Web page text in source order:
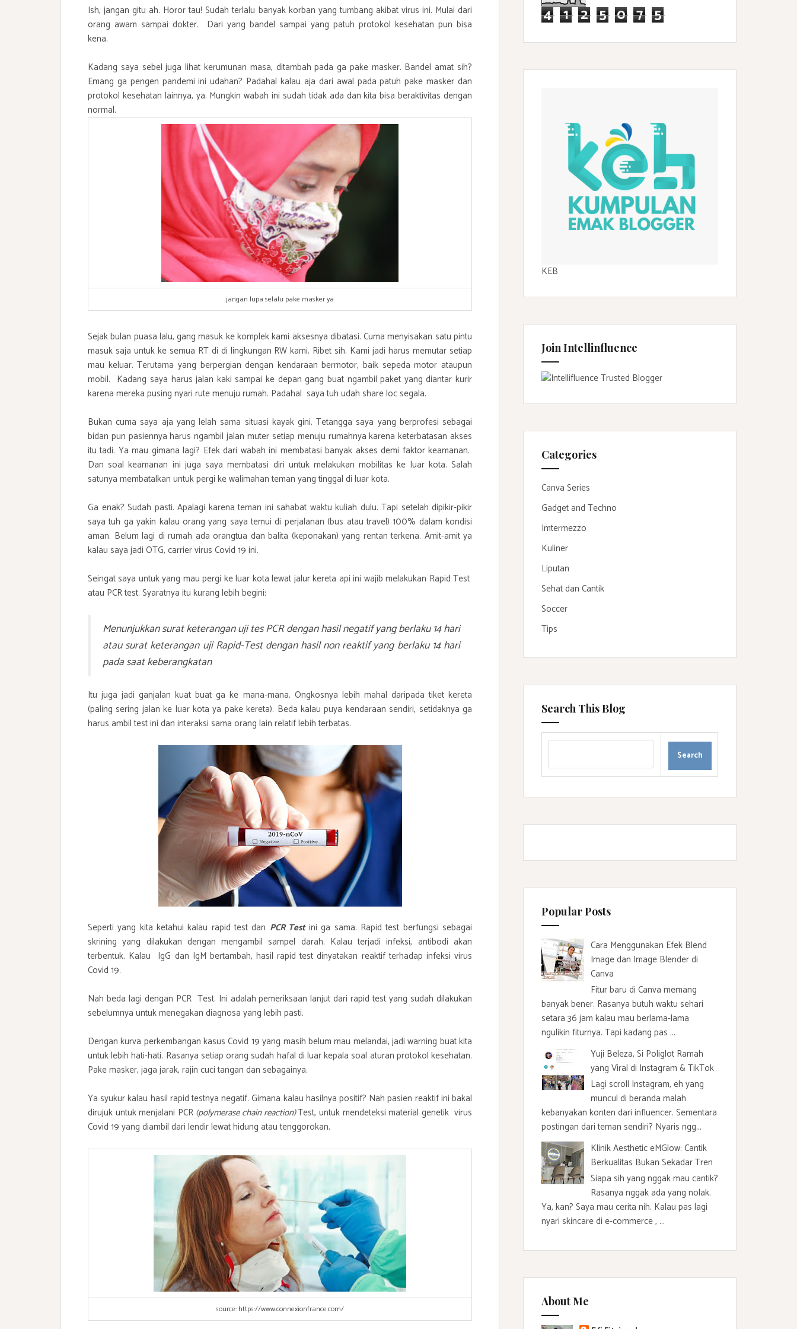
Ish, jangan gitu ah. Horor tau! Sudah terlalu banyak korban yang tumbang akibat virus ini. Mulai dari
orang awam sampai dokter. Dari yang bandel sampai yang patuh protokol kesehatan pun bisa
kena.
Kadang saya sebel juga lihat kerumunan masa, ditambah pada ga pake masker. Bandel amat sih?
Emang ga pengen pandemi ini udahan? Padahal kalau aja dari awal pada patuh pake masker dan
protokol kesehatan lainnya, ya. Mungkin wabah ini sudah tidak ada dan kita bisa beraktivitas dengan
normal.
jangan lupa selalu pake masker ya
Sejak bulan puasa lalu, gang masuk ke komplek kami aksesnya dibatasi. Cuma menyisakan satu pintu
masuk saja untuk ke semua RT di di lingkungan RW kami. Ribet sih. Kami jadi harus memutar setiap
mau keluar. Terutama yang berpergian dengan kendaraan bermotor, baik sepeda motor ataupun
mobil. Kadang saya harus jalan kaki sampai ke depan gang buat ngambil paket yang diantar kurir
karena mereka pusing nyari rute menuju rumah. Padahal saya tuh udah share loc segala.
Bukan cuma saya aja yang lelah sama situasi kayak gini. Tetangga saya yang berprofesi sebagai
bidan pun pasiennya harus ngambil jalan muter setiap menuju rumahnya karena keterbatasan akses
itu tadi. Ya mau gimana lagi? Efek dari wabah ini membatasi banyak akses demi faktor keamanan.
Dan soal keamanan ini juga saya membatasi diri untuk melakukan mobilitas ke luar kota. Salah
satunya membatalkan untuk pergi ke walimahan teman yang tinggal di luar kota.
Ga enak? Sudah pasti. Apalagi karena teman ini sahabat waktu kuliah dulu. Tapi setelah dipikir-pikir
saya tuh ga yakin kalau orang yang saya temui di perjalanan (bus atau travel) 100% dalam kondisi
aman. Belum lagi di rumah ada orangtua dan balita (keponakan) yang rentan terkena. Amit-amit ya
kalau saya jadi OTG, carrier virus Covid 19 ini.
Seingat saya untuk yang mau pergi ke luar kota lewat jalur kereta api ini wajib melakukan Rapid Test
atau PCR test. Syaratnya itu kurang lebih begini:
Menunjukkan surat keterangan uji tes PCR dengan hasil negatif yang berlaku 14 hari
atau surat keterangan uji Rapid-Test dengan hasil non reaktif yang berlaku 14 hari
pada saat keberangkatan
Itu juga jadi ganjalan kuat buat ga ke mana-mana. Ongkosnya lebih mahal daripada tiket kereta
(paling sering jalan ke luar kota ya pake kereta). Beda kalau puya kendaraan sendiri, setidaknya ga
harus ambil test ini dan interaksi sama orang lain relatif lebih terbatas.
Seperti yang kita ketahui kalau rapid test dan PCR Testini ga sama. Rapid test berfungsi sebagai
skrining yang dilakukan dengan mengambil sampel darah. Kalau terjadi infeksi, antibodi akan
terbentuk. Kalau IgG dan IgM bertambah, hasil rapid test dinyatakan reaktif terhadap infeksi virus
Covid 19.
Nah beda lagi dengan PCR Test. Ini adalah pemeriksaan lanjut dari rapid test yang sudah dilakukan
sebelumnya untuk menegakan diagnosa yang lebih pasti.
Dengan kurva perkembangan kasus Covid 19 yang masih belum mau melandai, jadi warning buat kita
untuk lebih hati-hati. Rasanya setiap orang sudah hafal di luar kepala soal aturan protokol kesehatan.
Pake masker, jaga jarak, rajin cuci tangan dan sebagainya.
Ya syukur kalau hasil rapid testnya negatif. Gimana kalau hasilnya positif? Nah pasien reaktif ini bakal
dirujuk untuk menjalani PCR (polymerase chain reaction)Test, untuk mendeteksi material genetik virus
Covid 19 yang diambil dari lendir lewat hidung atau tenggorokan.
source: https://www.connexionfrance.com/
4 1 2 5 0 7 5
KEB
Join Intellinfluence
Categories
Canva Series
Gadget and Techno
Imtermezzo
Kuliner
Liputan
Sehat dan Cantik
Soccer
Tips
Search This Blog
Popular Posts
Cara Menggunakan Efek Blend
Image dan Image Blender di
Canva
Fitur baru di Canva memang
banyak bener. Rasanya butuh waktu sehari
setara 36 jam kalau mau berlama-lama
ngulikin fiturnya. Tapi kadang pas ...
Yuji Beleza, Si Poliglot Ramah
yang Viral di Instagram & TikTok
Lagi scroll Instagram, eh yang
muncul di beranda malah
kebanyakan konten dari influencer. Sementara
postingan dari teman sendiri? Nyaris ngg...
Klinik Aesthetic eMGlow: Cantik
Berkualitas Bukan Sekadar Tren
Siapa sih yang nggak mau cantik?
Rasanya nggak ada yang nolak.
Ya, kan? Saya mau cerita nih. Kalau pas lagi
nyari skincare di e-commerce , ...
About Me